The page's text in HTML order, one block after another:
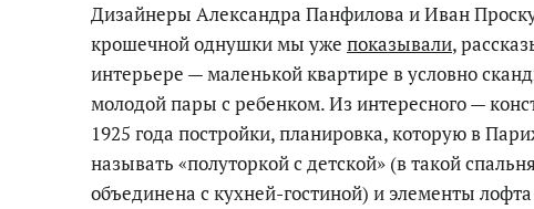
Дизайнеры Александра Панфилова и Иван
крошечной однушки мы уже показывали,
интерьере — маленькой квартире в условно
молодой пары с ребенком. Из интересного —
1925 года постройки, планировка, которую в
называть «полуторкой с детской» (в такой
объединена с кухней-гостиной) и элементы